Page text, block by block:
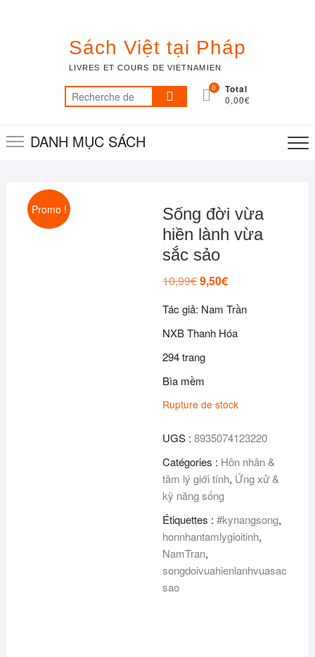
Sách Việt tại Pháp
LIVRES ET COURS DE VIETNAMIEN
Recherche
pour :
0 Total
0,00€
DANH MỤC SÁCH
Promo !
Sống đời vừa
hiền lành vừa
sắc sảo
10,99€Le
prix
était :
9,50€Le
actuel
est :
Tác giả: Nam Trần
NXB Thanh Hóa
294 trang
Bìa mềm
Rupture de stock
UGS :8935074123220
Catégories : Hôn nhân &
tâm lý giới tính, Ứng xử &
kỹ năng sống
Étiquettes :#kynangsong,
honnhantamlygioitinh,
NamTran,
songdoivuahienlanhvuasac
sao